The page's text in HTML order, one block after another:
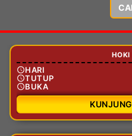
HOKI
HARI
TUTUP
BUKA